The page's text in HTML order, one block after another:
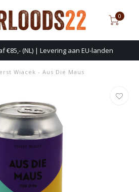
0
€85,- (NL) | Levering aan EU-landen
Wiacek - Aus Die Maus